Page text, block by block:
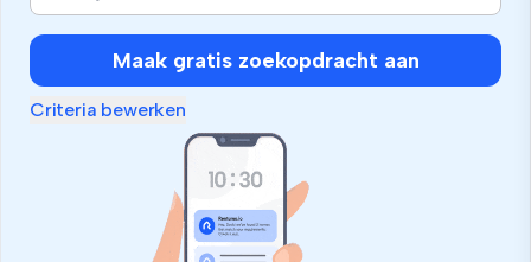
Maak gratis zoekopdracht aan
Criteria bewerken